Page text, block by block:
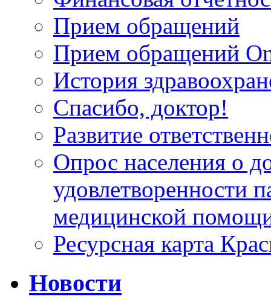
Прием обращений
Прием обращений
История
Спасибо, доктор!
Развитие
Опрос населения о
удовлетворенности
медицинской
Ресурсная карта
Новости